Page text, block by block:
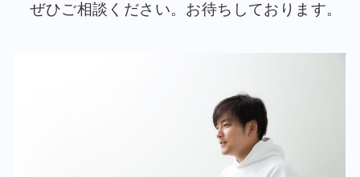
ぜひご相談ください。お待ちしております。